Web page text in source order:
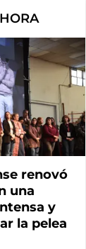
renovó
una
y
la pelea